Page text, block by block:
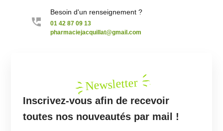
Besoin d'un renseignement ?
01 42 87 09 13
pharmaciejacquillat@gmail.com
Newsletter
Inscrivez-vous afin de recevoir
toutes nos nouveautés par mail !